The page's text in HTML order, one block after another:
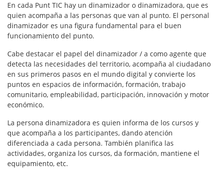
En cada Punt TIC hay un dinamizador o dinamizadora, que es
quien acompaña a las personas que van al punto. El personal
dinamizador es una figura fundamental para el buen
funcionamiento del punto.
Cabe destacar el papel del dinamizador / a como agente que
detecta las necesidades del territorio, acompaña al ciudadano
en sus primeros pasos en el mundo digital y convierte los
puntos en espacios de información, formación, trabajo
comunitario, empleabilidad, participación, innovación y motor
económico.
La persona dinamizadora es quien informa de los cursos y
que acompaña a los participantes, dando atención
diferenciada a cada persona. También planifica las
actividades, organiza los cursos, da formación, mantiene el
equipamiento, etc.